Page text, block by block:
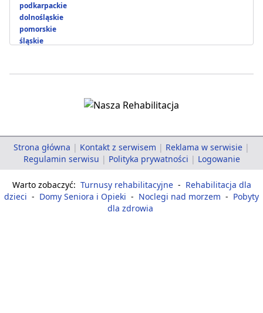
podkarpackie
dolnośląskie
pomorskie
śląskie
Strona główna | Kontakt z serwisem | Reklama w serwisie |
Regulamin serwisu | Polityka prywatności | Logowanie
Warto zobaczyć: Turnusy rehabilitacyjne - Rehabilitacja dla
dzieci - Domy Seniora i Opieki - Noclegi nad morzem - Pobyty
dla zdrowia